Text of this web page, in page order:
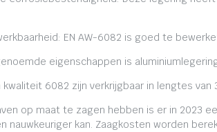
EN AW-6082 is goed te
eigenschappen is
kwaliteit 6082 zijn verkrijgbaar in lengtes
op maat te zagen hebben is er in 2023
nauwkeuriger kan. Zaagkosten worden